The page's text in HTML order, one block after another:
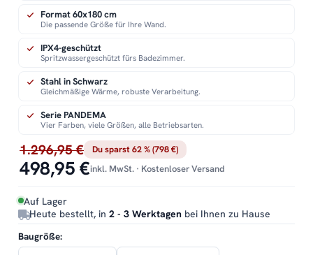
1.296,95 € Du sparst 62 % (798 €)
498,95 €inkl. MwSt. · Kostenloser Versand
Auf Lager
Heute bestellt, in 2 - 3 Werktagen bei Ihnen zu Hause
Format 60x180 cm
Die passende Größe für Ihre Wand.
IPX4-geschützt
Spritzwassergeschützt fürs Badezimmer.
Stahl in Schwarz
Gleichmäßige Wärme, robuste Verarbeitung.
Serie PANDEMA
Vier Farben, viele Größen, alle Betriebsarten.
Baugröße: